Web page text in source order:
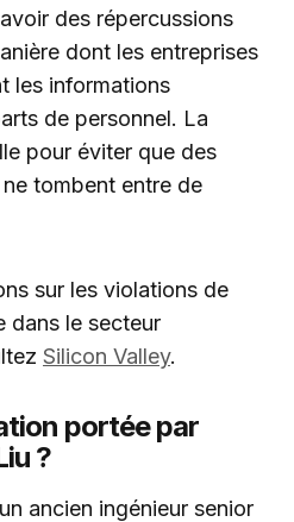
des répercussions
dont les entreprises
les informations
de personnel. La
pour éviter que des
tombent entre de
sur les violations de
dans le secteur
Silicon Valley.
portée par
?
ancien ingénieur senior